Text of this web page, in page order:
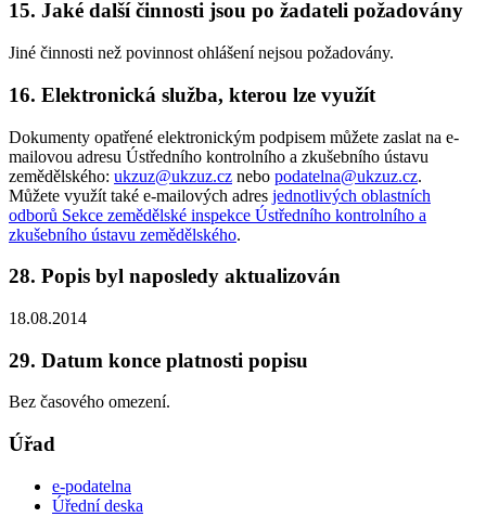
15. Jaké další činnosti jsou po žadateli požadovány
Jiné činnosti než povinnost ohlášení nejsou požadovány.
16. Elektronická služba, kterou lze využít
Dokumenty opatřené elektronickým podpisem můžete zaslat na e-
mailovou adresu Ústředního kontrolního a zkušebního ústavu
zemědělského: ukzuz@ukzuz.cz nebo podatelna@ukzuz.cz.
Můžete využít také e-mailových adres jednotlivých oblastních
odborů Sekce zemědělské inspekce Ústředního kontrolního a
zkušebního ústavu zemědělského.
28. Popis byl naposledy aktualizován
18.08.2014
29. Datum konce platnosti popisu
Bez časového omezení.
Úřad
e-podatelna
Úřední deska